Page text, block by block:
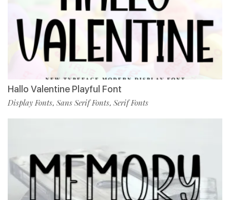
Hallo Valentine Playful Font
Display Fonts, Sans Serif Fonts, Serif Fonts